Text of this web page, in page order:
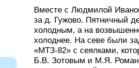
Вместе с Людмилой
за д. Гужово. Пятничный
холодным, а на
холоднее. На севе были
«МТЗ-82» с сеялками,
Б.В. Зотовым и М.Я.